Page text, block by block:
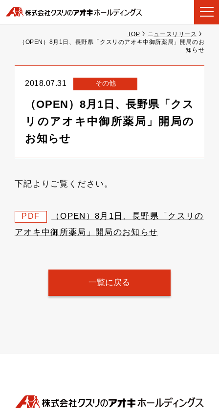
TOP
ニュースリリース
（OPEN）8月1日、長野県「クスリのアオキ中御所薬局」開局のお
知らせ
2018.07.31 その他
（OPEN）8月1日、長野県「クス
リのアオキ中御所薬局」開局の
お知らせ
下記よりご覧ください。
PDF
（OPEN）8月1日、長野県「クスリの
アオキ中御所薬局」開局のお知らせ
一覧に戻る